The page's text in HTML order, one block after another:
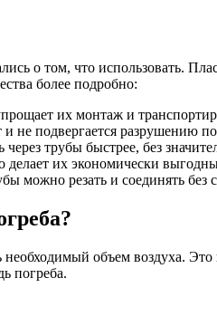
о том, что использовать.
более подробно:
их монтаж и
не подвергается разрушению
через трубы быстрее, без
делает их экономически
можно резать и соединять без
объем воздуха.
погреба.